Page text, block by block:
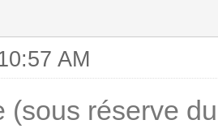
AM
(sous réserve